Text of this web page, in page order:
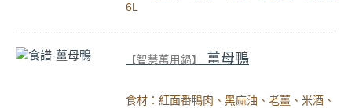
6L
【智慧萬用鍋】 薑母鴨
食材：紅面番鴨肉、黑麻油、老薑、米酒、